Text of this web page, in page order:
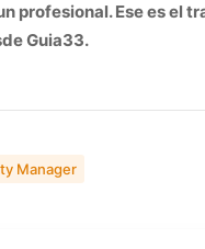
profesional. Ese es el
Guia33.
Manager